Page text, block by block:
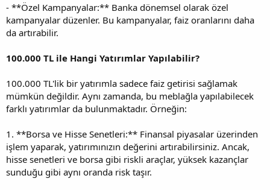
- **Özel Kampanyalar:** Banka dönemsel olarak özel
kampanyalar düzenler. Bu kampanyalar, faiz oranlarını daha
da artırabilir.
100.000 TL ile Hangi Yatırımlar Yapılabilir?
100.000 TL'lik bir yatırımla sadece faiz getirisi sağlamak
mümkün değildir. Aynı zamanda, bu meblağla yapılabilecek
farklı yatırımlar da bulunmaktadır. Örneğin:
1. **Borsa ve Hisse Senetleri:** Finansal piyasalar üzerinden
işlem yaparak, yatırımınızın değerini artırabilirsiniz. Ancak,
hisse senetleri ve borsa gibi riskli araçlar, yüksek kazançlar
sunduğu gibi aynı oranda risk taşır.